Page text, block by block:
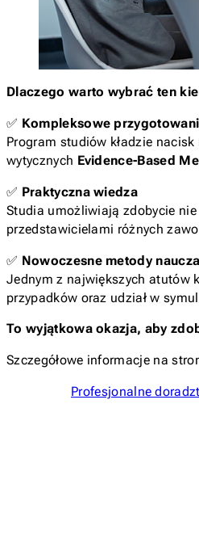
Dlaczego warto wybrać ten
✅ Kompleksowe
Program studiów kładzie
wytycznych Evidence-Based
✅ Praktyczna wiedza
Studia umożliwiają zdobycie
przedstawicielami różnych
✅ Nowoczesne metody
Jednym z największych atutów
przypadków oraz udział w
To wyjątkowa okazja, aby
Szczegółowe informacje na
Profesjonalne